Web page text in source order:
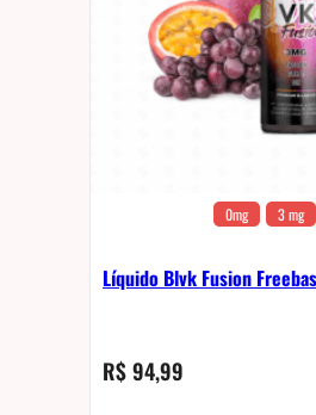
0mg 3 mg
Líquido Blvk Fusion
R$94,99